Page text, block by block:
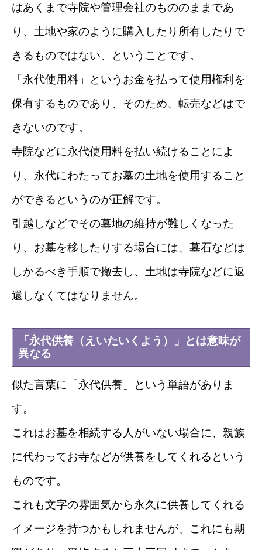
はあくまで寺院や管理会社のもののままであ
り、土地や家のように購入したり所有したりで
きるものではない、ということです。
「永代使用料」というお金を払って使用権利を
保有するものであり、そのため、転売などはで
きないのです。
寺院などに永代使用料を払い続けることによ
り、永代にわたってお墓の土地を使用すること
ができるというのが正解です。
引越しなどでその墓地の維持が難しくなった
り、お墓を移したりする場合には、墓石などは
しかるべき手順で撤去し、土地は寺院などに返
還しなくてはなりません。
「永代供養（えいたいくよう）」とは意味が
異なる
似た言葉に「永代供養」という単語がありま
す。
これはお墓を相続する人がいない場合に、親族
に代わってお寺などが供養をしてくれるという
ものです。
これも文字の雰囲気から永久に供養してくれる
イメージを持つかもしれませんが、これにも期